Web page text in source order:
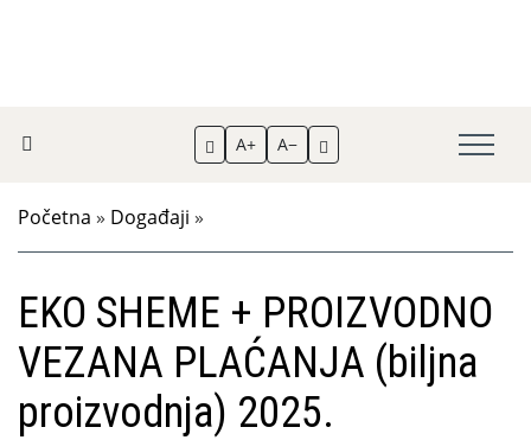
A+ A−
Početna » Događaji »
EKO SHEME + PROIZVODNO
VEZANA PLAĆANJA (biljna
proizvodnja) 2025.